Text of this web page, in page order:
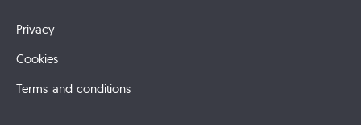
Privacy
Cookies
Terms and conditions